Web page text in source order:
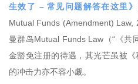
生效了 – 常见问题解答在这里》
Mutual Funds (Amendment) Law,
曼群岛Mutual Funds Law（“《共
金豁免注册的待遇，其光芒虽被
的冲击力亦不容小觑。